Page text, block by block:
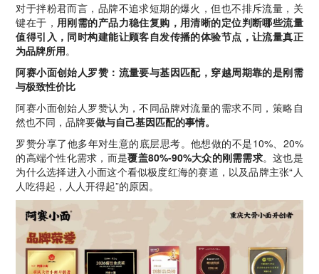
对于拌粉君而言，品牌不追求短期的爆火，但也不排斥流量，关
键在于， 用刚需的产品力稳住复购，用清晰的定位判断哪些流量
值得引入，同时构建能让顾客自发传播的体验节点，让流量真正
为品牌所用。
阿赛小面创始人罗赞：流量要与基因匹配，穿越周期靠的是刚需
与极致性价比
阿赛小面创始人罗赞认为，不同品牌对流量的需求不同，策略自
然也不同，品牌要做与自己基因匹配的事情。
罗赞分享了他多年对生意的底层思考。他想做的不是10%、20%
的高端个性化需求，而是覆盖80%-90%大众的刚需需求。这也是
为什么选择进入小面这个看似极度红海的赛道，以及品牌主张“人
人吃得起，人人开得起”的原因。